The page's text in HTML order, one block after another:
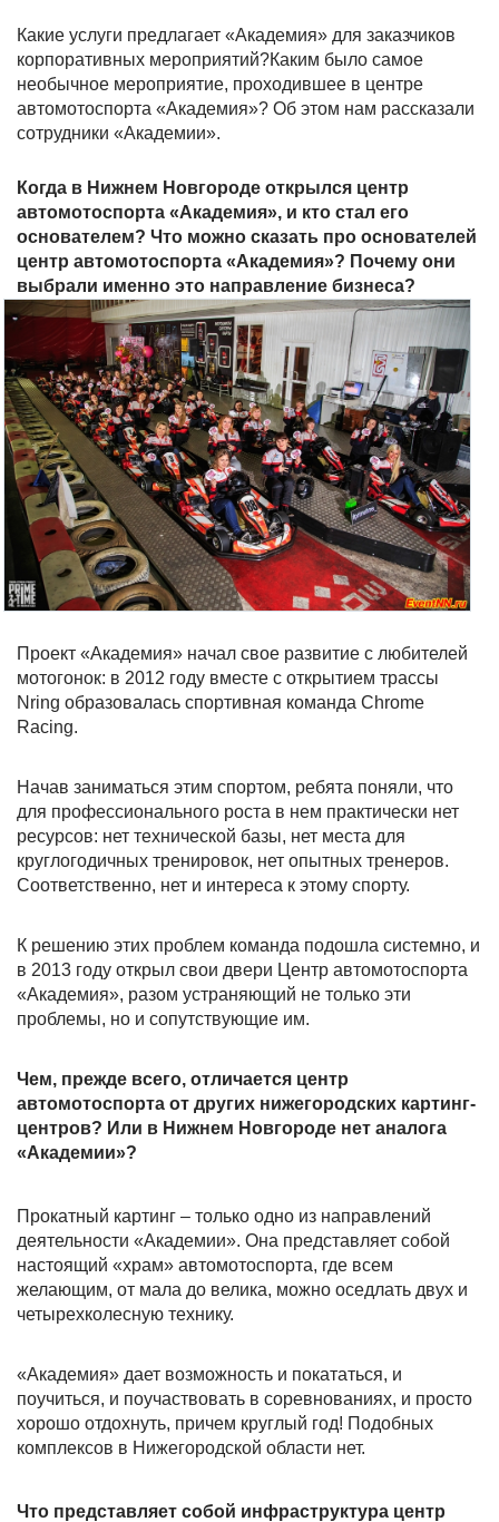
Какие услуги предлагает «Академия» для заказчиков
корпоративных мероприятий?Каким было самое
необычное мероприятие, проходившее в центре
автомотоспорта «Академия»? Об этом нам рассказали
сотрудники «Академии».
Когда в Нижнем Новгороде открылся центр
автомотоспорта «Академия», и кто стал его
основателем? Что можно сказать про основателей
центр автомотоспорта «Академия»? Почему они
выбрали именно это направление бизнеса?
Проект «Академия» начал свое развитие с любителей
мотогонок: в 2012 году вместе с открытием трассы
Nring образовалась спортивная команда Chrome
Racing.
Начав заниматься этим спортом, ребята поняли, что
для профессионального роста в нем практически нет
ресурсов: нет технической базы, нет места для
круглогодичных тренировок, нет опытных тренеров.
Соответственно, нет и интереса к этому спорту.
К решению этих проблем команда подошла системно, и
в 2013 году открыл свои двери Центр автомотоспорта
«Академия», разом устраняющий не только эти
проблемы, но и сопутствующие им.
Чем, прежде всего, отличается центр
автомотоспорта от других нижегородских картинг-
центров? Или в Нижнем Новгороде нет аналога
«Академии»?
Прокатный картинг – только одно из направлений
деятельности «Академии». Она представляет собой
настоящий «храм» автомотоспорта, где всем
желающим, от мала до велика, можно оседлать двух и
четырехколесную технику.
«Академия» дает возможность и покататься, и
поучиться, и поучаствовать в соревнованиях, и просто
хорошо отдохнуть, причем круглый год! Подобных
комплексов в Нижегородской области нет.
Что представляет собой инфраструктура центр